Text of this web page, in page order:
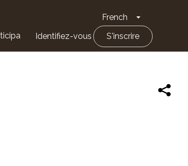
French Toggle
Identifiez-vous S'inscrire